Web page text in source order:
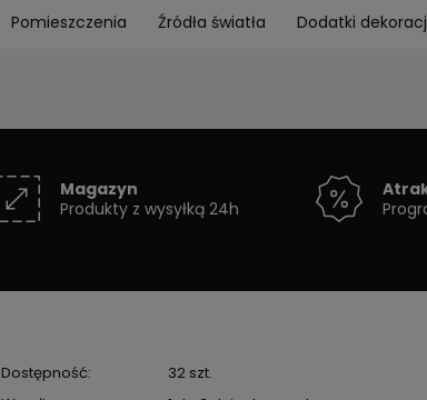
Pomieszczenia Źródła światła Dodatki
Magazyn
Produkty z wysyłką 24h
Dostępność:
32 szt.